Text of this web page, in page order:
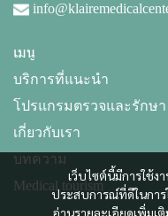
เว็บไซต์นี้มีการใช้
ประสบการณ์ที่ดีในการ
อ่านรายละเอียดเพิ่มเ
เมนู
บริการที่แนะนำ
โปรแกรมตรวจและรักษา
เกี่ยวกับเรา
บทความ
Medical tourism